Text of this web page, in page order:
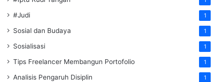
#Judi 1
Sosial dan Budaya 1
Sosialisasi 1
Tips Freelancer Membangun Portofolio 1
Analisis Pengaruh Disiplin 1